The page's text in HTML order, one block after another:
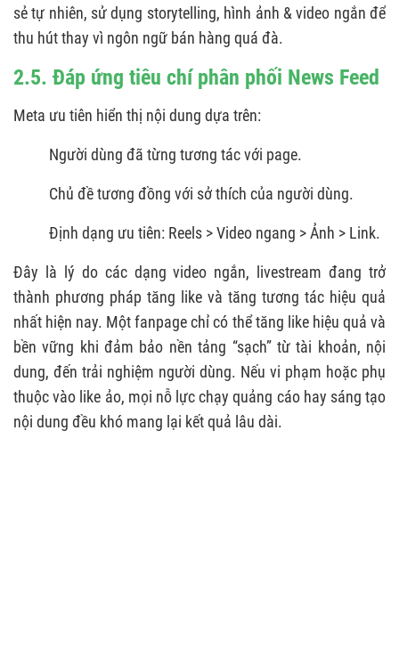
sẻ tự nhiên, sử dụng storytelling, hình ảnh & video ngắn để
thu hút thay vì ngôn ngữ bán hàng quá đà.
2.5. Đáp ứng tiêu chí phân phối News Feed
Meta ưu tiên hiển thị nội dung dựa trên:
Người dùng đã từng tương tác với page.
Chủ đề tương đồng với sở thích của người dùng.
Định dạng ưu tiên: Reels > Video ngang > Ảnh > Link.
Đây là lý do các dạng video ngắn, livestream đang trở
thành phương pháp tăng like và tăng tương tác hiệu quả
nhất hiện nay. Một fanpage chỉ có thể tăng like hiệu quả và
bền vững khi đảm bảo nền tảng “sạch” từ tài khoản, nội
dung, đến trải nghiệm người dùng. Nếu vi phạm hoặc phụ
thuộc vào like ảo, mọi nỗ lực chạy quảng cáo hay sáng tạo
nội dung đều khó mang lại kết quả lâu dài.